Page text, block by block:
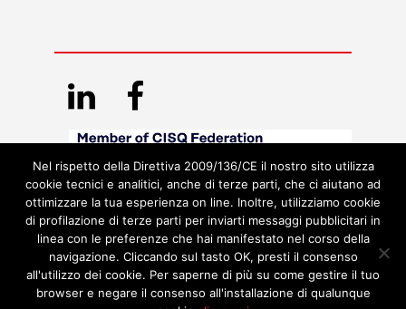
Nel rispetto della Direttiva 2009/136/CE il nostro sito utilizza
cookie tecnici e analitici, anche di terze parti, che ci aiutano ad
ottimizzare la tua esperienza on line. Inoltre, utilizziamo cookie
di profilazione di terze parti per inviarti messaggi pubblicitari in
linea con le preferenze che hai manifestato nel corso della
navigazione. Cliccando sul tasto OK, presti il consenso
all'utilizzo dei cookie. Per saperne di più su come gestire il tuo
browser e negare il consenso all'installazione di qualunque